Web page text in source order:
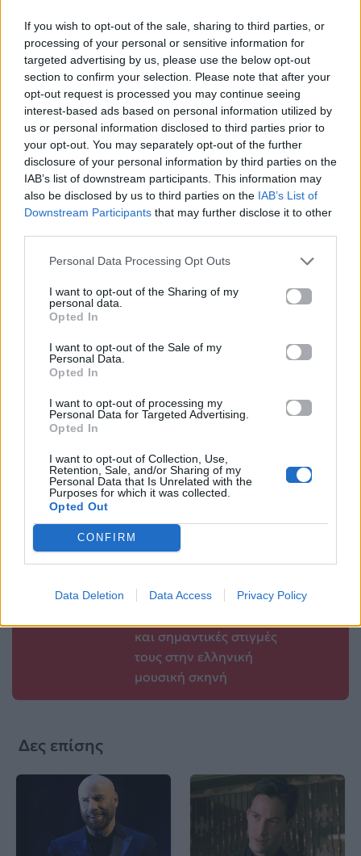
If you wish to opt-out of the sale, sharing to third parties, or
processing of your personal or sensitive information for
targeted advertising by us, please use the below opt-out
section to confirm your selection. Please note that after your
opt-out request is processed you may continue seeing
interest-based ads based on personal information utilized by
us or personal information disclosed to third parties prior to
your opt-out. You may separately opt-out of the further
disclosure of your personal information by third parties on the
IAB’s list of downstream participants. This information may
also be disclosed by us to third parties on the IAB’s List of
Downstream Participants that may further disclose it to other
Personal Data Processing Opt Outs
I want to opt-out of the Sharing of my
personal data.
Opted In
I want to opt-out of the Sale of my
Personal Data.
Opted In
I want to opt-out of processing my
Personal Data for Targeted Advertising.
Opted In
I want to opt-out of Collection, Use,
Retention, Sale, and/or Sharing of my
Personal Data that Is Unrelated with the
Purposes for which it was collected.
Opted Out
CONFIRM
Data Deletion Data Access Privacy Policy
Μοιράσου αυτό το άρθρο
Προηγούμενο
2ο CINEphil_101
Φιλοσοφικού
Κινηματογράφου |
Ανακοινώθηκε!
Επόμενο
σπίτι μέσα σε 5
29.04.2026
Βιογραφικά
Ελλήνων
Καλλιτεχνών
με πληροφορίες για
και σημαντικές στιγμές
τους στην ελληνική
μουσική σκηνή
Δες επίσης